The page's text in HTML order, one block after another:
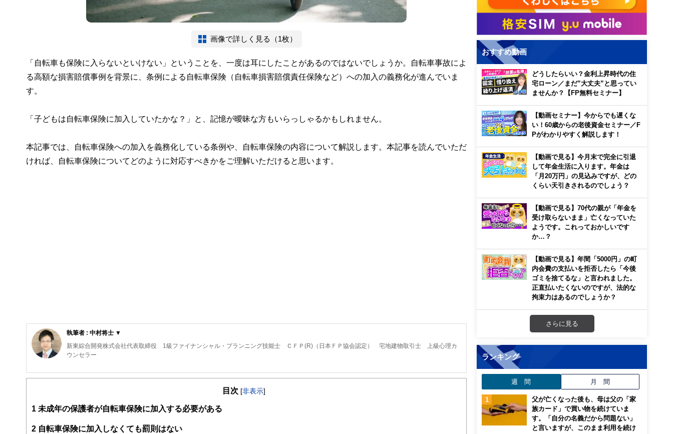
画像で詳しく見る（1枚）
「自転車も保険に入らないといけない」ということを、一度は耳にしたことがあるのではないでしょうか。自転車事故によ
る高額な損害賠償事例を背景に、条例による自転車保険（自転車損害賠償責任保険など）への加入の義務化が進んでいま
す。
「子どもは自転車保険に加入していたかな？」と、記憶が曖昧な方もいらっしゃるかもしれません。
本記事では、自転車保険への加入を義務化している条例や、自転車保険の内容について解説します。本記事を読んでいただ
ければ、自転車保険についてどのように対応すべきかをご理解いただけると思います。
執筆者 : 中村将士 ▼
新東綜合開発株式会社代表取締役 1級ファイナンシャル・プランニング技能士 ＣＦＰ(R)（日本ＦＰ協会認定） 宅地建物取引士 上級心理カ
ウンセラー
私がＦＰ相談を行うとき、一番優先していることは「あなたが前向きになれるかどうか」です。セミナーを行うときに、大事にしていることは
す。私は、そういった気持ちを何よりも大切に思っています。
目次 [非表示]
1 未成年の保護者が自転車保険に加入する必要がある
2 自転車保険に加入しなくても罰則はない
おすすめ動画
どうしたらいい？金利上昇時代の住
宅ローン／まだ”大丈夫”と思ってい
ませんか？【FP無料セミナー】
【動画セミナー】今からでも遅くな
い！60歳からの老後資金セミナー／F
Pがわかりやすく解説します！
【動画で見る】今月末で完全に引退
して年金生活に入ります。年金は
「月20万円」の見込みですが、どの
くらい天引きされるのでしょう？
【動画で見る】70代の親が「年金を
受け取らないまま」亡くなっていた
ようです。これっておかしいです
か…？
【動画で見る】年間「5000円」の町
内会費の支払いを拒否したら「今後
ゴミを捨てるな」と言われました。
正直払いたくないのですが、法的な
拘束力はあるのでしょうか？
さらに見る
ランキング
週 間 月 間
父が亡くなった後も、母は父の「家
族カード」で買い物を続けていま
す。「自分の名義だから問題ない」
と言いますが、このまま利用を続け